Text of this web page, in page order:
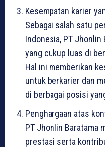
Kesempatan karier
Sebagai salah satu
Indonesia, PT Jhonlin
yang cukup luas di
Hal ini memberikan
untuk berkarier dan
di berbagai posisi
Penghargaan atas
PT Jhonlin Baratama
prestasi serta